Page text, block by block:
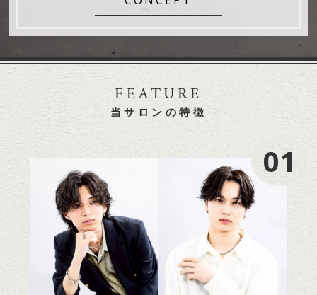
FEATURE
当サロンの特徴
01
01